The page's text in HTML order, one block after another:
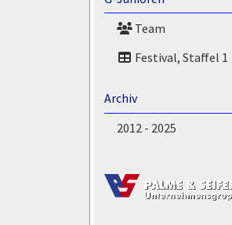
Team
Festival, Staffel 1
Archiv
2012 - 2025